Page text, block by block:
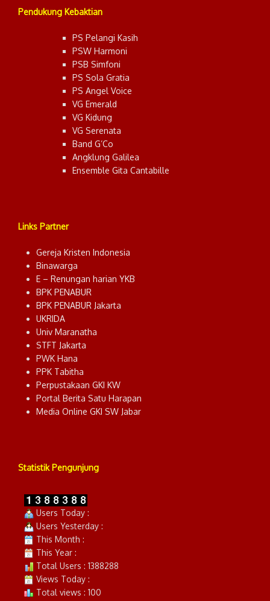
Pendukung Kebaktian
PS Pelangi Kasih
PSW Harmoni
PSB Simfoni
PS Sola Gratia
PS Angel Voice
VG Emerald
VG Kidung
VG Serenata
Band G’Co
Angklung Galilea
Ensemble Gita Cantabille
Links Partner
Gereja Kristen Indonesia
Binawarga
E – Renungan harian YKB
BPK PENABUR
BPK PENABUR Jakarta
UKRIDA
Univ Maranatha
STFT Jakarta
PWK Hana
PPK Tabitha
Perpustakaan GKI KW
Portal Berita Satu Harapan
Media Online GKI SW Jabar
Statistik Pengunjung
Users Today :
Users Yesterday :
This Month :
This Year :
Total Users : 1388288
Views Today :
Total views : 100